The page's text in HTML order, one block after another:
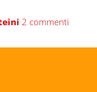
2 commenti